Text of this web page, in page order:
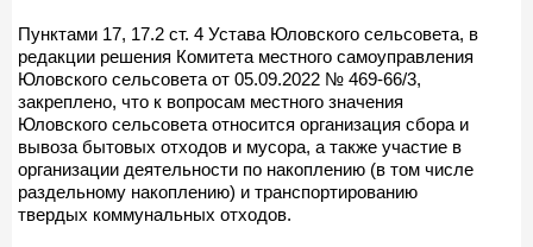
Пунктами 17, 17.2 ст. 4 Устава Юловского сельсовета, в
редакции решения Комитета местного самоуправления
Юловского сельсовета от 05.09.2022 № 469-66/3,
закреплено, что к вопросам местного значения
Юловского сельсовета относится организация сбора и
вывоза бытовых отходов и мусора, а также участие в
организации деятельности по накоплению (в том числе
раздельному накоплению) и транспортированию
твердых коммунальных отходов.